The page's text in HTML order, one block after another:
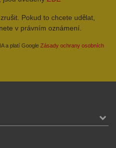
Pokud to chcete udělat,
v právním oznámení.
a platí Google Zásady ochrany osobních